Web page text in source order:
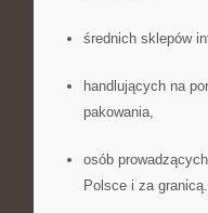
średnich sklepów
handlujących na
pakowania,
osób
Polsce i za granicą.